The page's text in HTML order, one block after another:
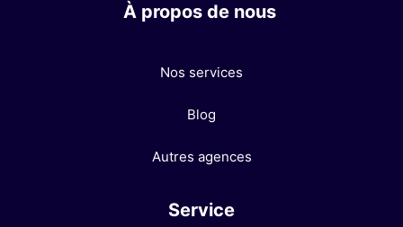
À propos de nous
Nos services
Blog
Autres agences
Service